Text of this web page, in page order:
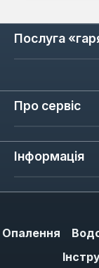
Послуга
Про сервіс
Інформація
Опалення